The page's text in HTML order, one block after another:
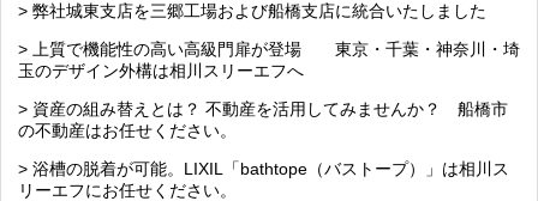
> 弊社城東支店を三郷工場および船橋支店に統合いたしました
> 上質で機能性の高い高級門扉が登場 東京・千葉・神奈川・埼
玉のデザイン外構は相川スリーエフへ
> 資産の組み替えとは？ 不動産を活用してみませんか？ 船橋市
の不動産はお任せください。
> 浴槽の脱着が可能。LIXIL「bathtope（バストープ）」は相川ス
リーエフにお任せください。